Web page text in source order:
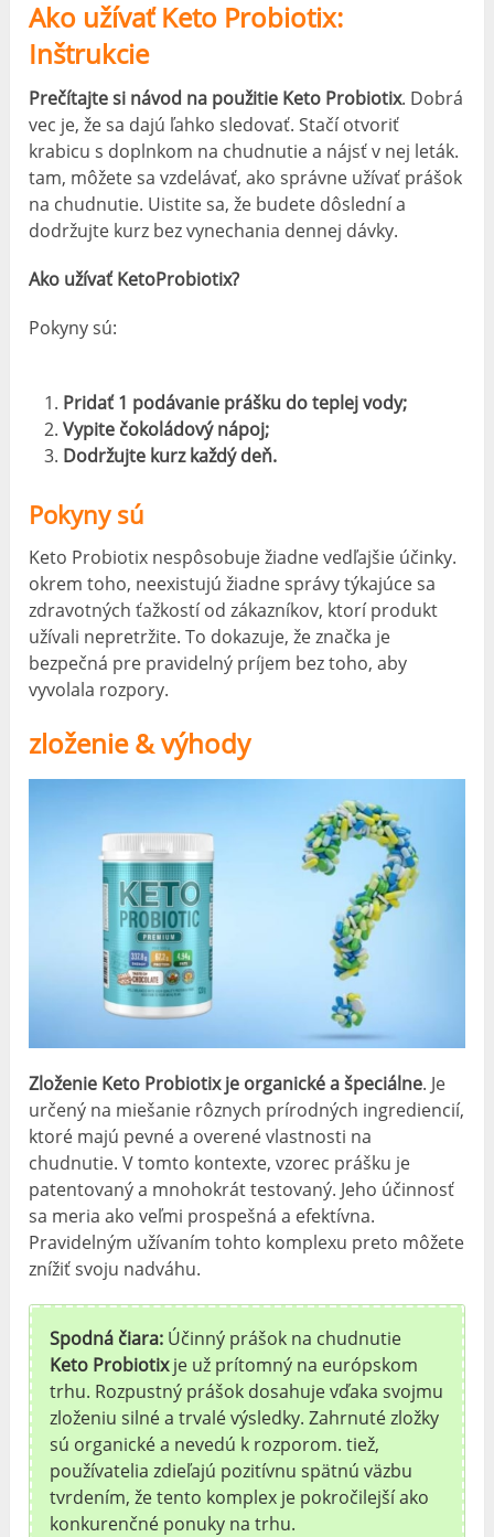
Ako užívať Keto Probiotix:
Inštrukcie
Prečítajte si návod na použitie Keto Probiotix. Dobrá
vec je, že sa dajú ľahko sledovať. Stačí otvoriť
krabicu s doplnkom na chudnutie a nájsť v nej leták.
tam, môžete sa vzdelávať, ako správne užívať prášok
na chudnutie. Uistite sa, že budete dôslední a
dodržujte kurz bez vynechania dennej dávky.
Ako užívať KetoProbiotix?
Pokyny sú:
Pridať 1 podávanie prášku do teplej vody;
Vypite čokoládový nápoj;
Dodržujte kurz každý deň.
Pokyny sú
Keto Probiotix nespôsobuje žiadne vedľajšie účinky.
okrem toho, neexistujú žiadne správy týkajúce sa
zdravotných ťažkostí od zákazníkov, ktorí produkt
užívali nepretržite. To dokazuje, že značka je
bezpečná pre pravidelný príjem bez toho, aby
vyvolala rozpory.
zloženie & výhody
Zloženie Keto Probiotix je organické a špeciálne. Je
určený na miešanie rôznych prírodných ingrediencií,
ktoré majú pevné a overené vlastnosti na
chudnutie. V tomto kontexte, vzorec prášku je
patentovaný a mnohokrát testovaný. Jeho účinnosť
sa meria ako veľmi prospešná a efektívna.
Pravidelným užívaním tohto komplexu preto môžete
znížiť svoju nadváhu.
Spodná čiara: Účinný prášok na chudnutie
Keto Probiotixje už prítomný na európskom
trhu. Rozpustný prášok dosahuje vďaka svojmu
zloženiu silné a trvalé výsledky. Zahrnuté zložky
sú organické a nevedú k rozporom. tiež,
používatelia zdieľajú pozitívnu spätnú väzbu
tvrdením, že tento komplex je pokročilejší ako
konkurenčné ponuky na trhu.